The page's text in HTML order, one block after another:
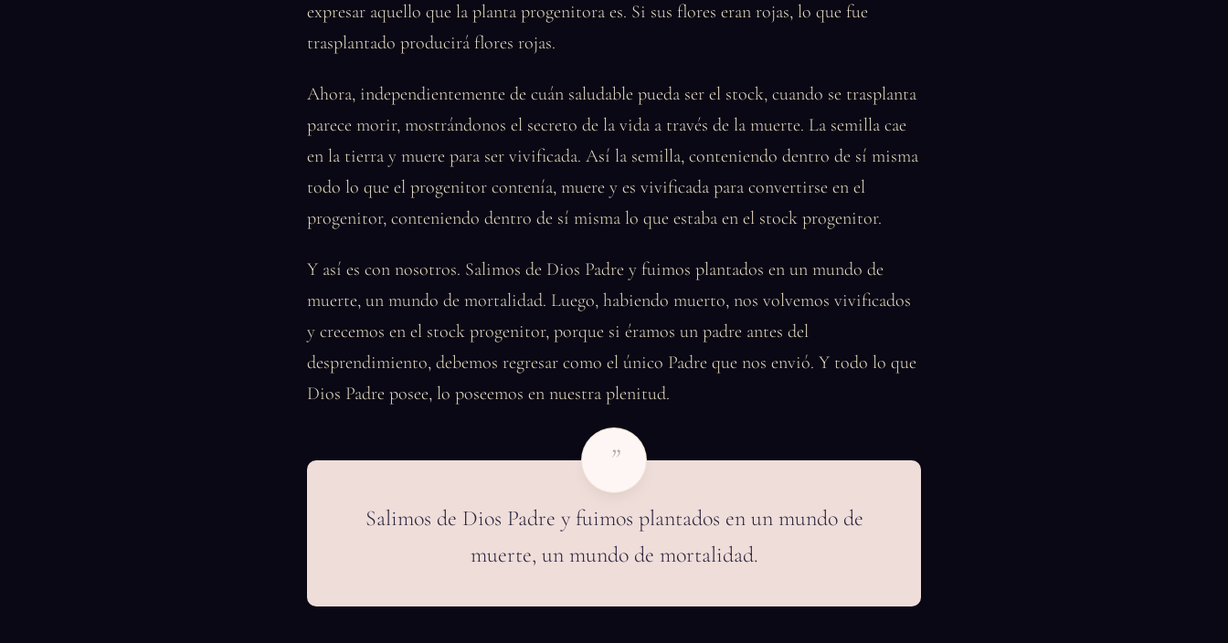
expresar aquello que la planta progenitora es. Si sus flores eran rojas, lo que fue
trasplantado producirá flores rojas.
Ahora, independientemente de cuán saludable pueda ser el stock, cuando se trasplanta
parece morir, mostrándonos el secreto de la vida a través de la muerte. La semilla cae
en la tierra y muere para ser vivificada. Así la semilla, conteniendo dentro de sí misma
todo lo que el progenitor contenía, muere y es vivificada para convertirse en el
progenitor, conteniendo dentro de sí misma lo que estaba en el stock progenitor.
Y así es con nosotros. Salimos de Dios Padre y fuimos plantados en un mundo de
muerte, un mundo de mortalidad. Luego, habiendo muerto, nos volvemos vivificados
y crecemos en el stock progenitor, porque si éramos un padre antes del
desprendimiento, debemos regresar como el único Padre que nos envió. Y todo lo que
Dios Padre posee, lo poseemos en nuestra plenitud.
”
Salimos de Dios Padre y fuimos plantados en un mundo de
muerte, un mundo de mortalidad.